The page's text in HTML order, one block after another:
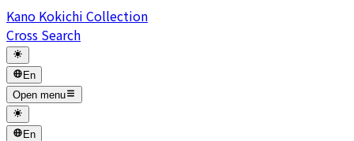
Kano Kokichi Collection
Cross Search
En
Open menu
En